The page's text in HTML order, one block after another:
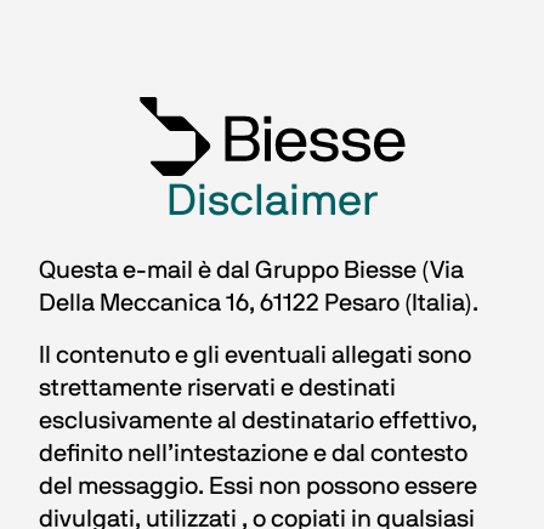
Disclaimer
Questa e-mail è dal Gruppo Biesse (Via
Della Meccanica 16, 61122 Pesaro (Italia).
Il contenuto e gli eventuali allegati sono
strettamente riservati e destinati
esclusivamente al destinatario effettivo,
definito nell’intestazione e dal contesto
del messaggio. Essi non possono essere
divulgati, utilizzati , o copiati in qualsiasi